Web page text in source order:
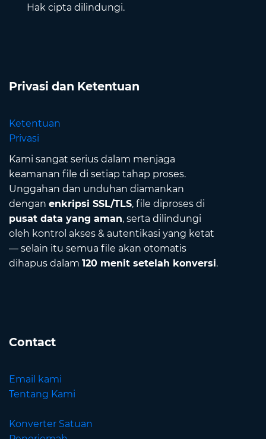
Hak cipta dilindungi.
Privasi dan Ketentuan
Ketentuan
Privasi
Kami sangat serius dalam menjaga
keamanan file di setiap tahap proses.
Unggahan dan unduhan diamankan
dengan enkripsi SSL/TLS, file diproses di
pusat data yang aman, serta dilindungi
oleh kontrol akses & autentikasi yang ketat
— selain itu semua file akan otomatis
dihapus dalam 120 menit setelah konversi.
Contact
Email kami
Tentang Kami
Konverter Satuan